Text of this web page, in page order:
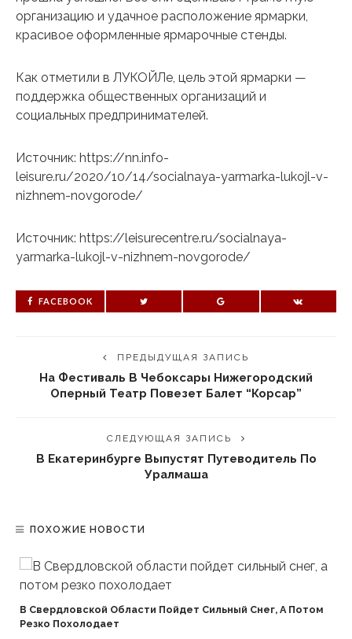
организацию и удачное расположение ярмарки,
красивое оформленные ярмарочные стенды.
Как отметили в ЛУКОЙЛе, цель этой ярмарки —
поддержка общественных организаций и
социальных предпринимателей.
Источник: https://nn.info-
leisure.ru/2020/10/14/socialnaya-yarmarka-lukojl-v-
nizhnem-novgorode/
Источник: https://leisurecentre.ru/socialnaya-
yarmarka-lukojl-v-nizhnem-novgorode/
FACEBOOK
ПРЕДЫДУЩАЯ ЗАПИСЬ
На Фестиваль В Чебоксары Нижегородский
Оперный Театр Повезет Балет “Корсар”
СЛЕДУЮЩАЯ ЗАПИСЬ
В Екатеринбурге Выпустят Путеводитель По
Уралмаша
ПОХОЖИЕ НОВОСТИ
В Свердловской Области Пойдет Сильный Снег, А Потом
Резко Похолодает